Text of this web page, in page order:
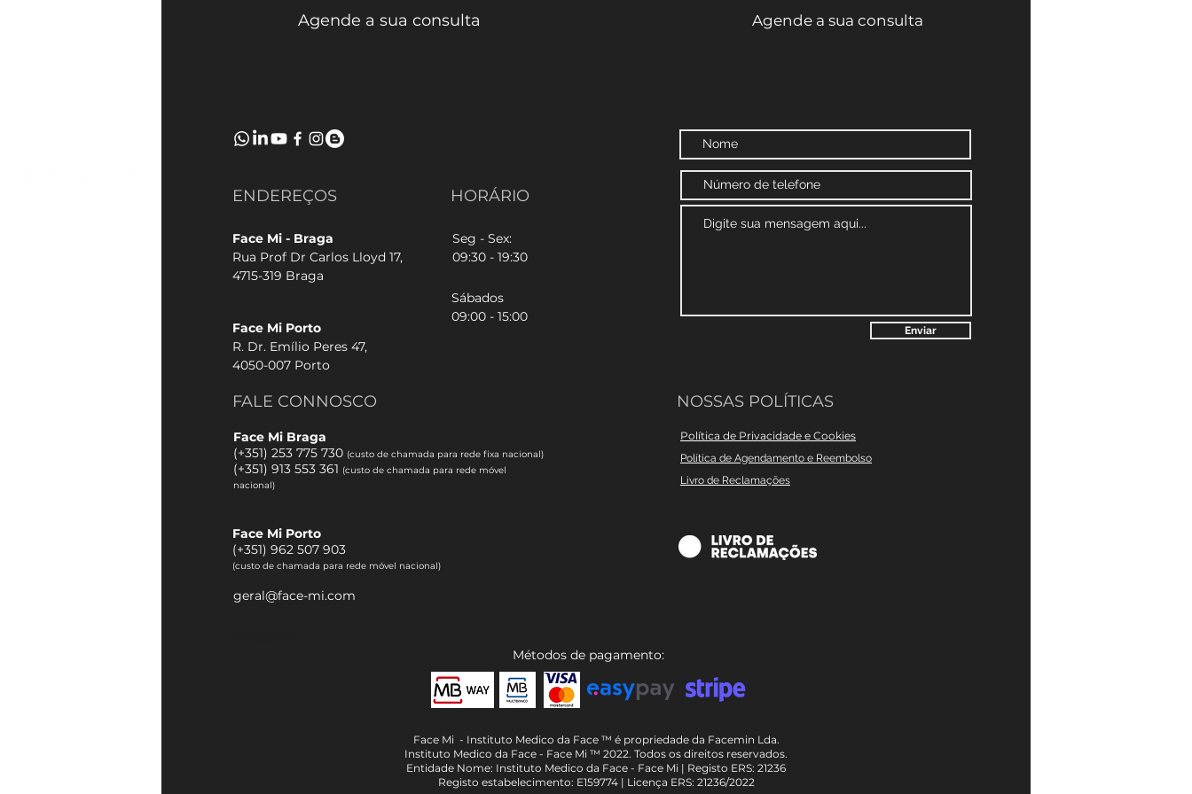
Agende a sua consulta
ENDEREÇOS HORÁRIO
Face Mi - Braga
Rua Prof Dr Carlos Lloyd 17,
4715-319 Braga
Seg - Sex:
09:30 - 19:30
Sábados
09:00 - 15:00
Face Mi Porto
R. Dr. Emílio Peres 47,
4050-007 Porto
FALE CONNOSCO
Face Mi Braga
(+351) 253 775 730 (custo de chamada para rede fixa nacional)
(+351) 913 553 361 (custo de chamada para rede móvel
nacional)
Face Mi Porto
(+351) 962 507 903
(custo de chamada para rede móvel nacional)
Enviar
NOSSAS POLÍTICAS
Política de Privacidade e Cookies
Política de Agendamento e Reembolso
Livro de Reclamações
geral@face-mi.com
Métodos de pagamento:
Face Mi - Instituto Medico da Face ™ é propriedade da Facemin Lda.
Instituto Medico da Face - Face Mi ™ 2022. Todos os direitos reservados.
Entidade Nome: Instituto Medico da Face - Face Mi | Registo ERS: 21236
Registo estabelecimento: E159774 | Licença ERS: 21236/2022
Agende a sua consulta